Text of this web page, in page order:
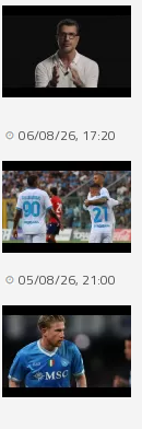
06/08/26, 17:20
05/08/26, 21:00